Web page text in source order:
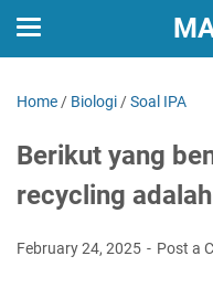
Home / Biologi /Soal IPA
Berikut yang
recycling adalah
February 24, 2025 Post a